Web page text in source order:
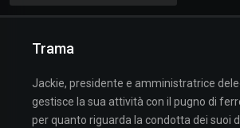
Trama
Jackie, presidente e amministratrice
gestisce la sua attività con il pugno di
per quanto riguarda la condotta dei suoi